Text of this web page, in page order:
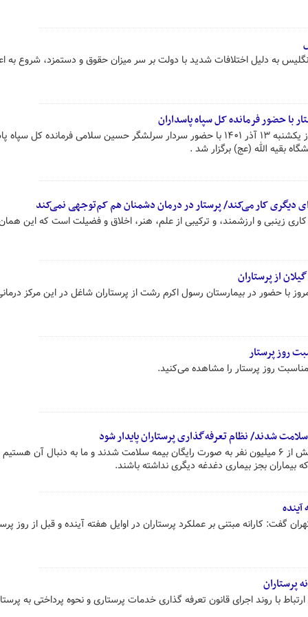
به دلیل اختلافات شدید با دولت بر سر میزان حقوق و دستمزد، شروع به
حضور فرمانده کل سپاه پاسداران
همایش گرامیداشت روز پرستار امروز یکشنبه ۱۳ آذر ۱۴۰۱ با حضور سردار سرلشگر حسین سلامی فرمانده کل
بقیه الله (عج) برگزار شد .
دیگری کار می‌کند/ پرستار در درمان دشمنان هم کم‌توجهی نمی‌کند
زینبی و ارزشمند، و ترکیبی از علم، هنر، اخلاق و فضیلت است که این
از پرستاران
با حضور در بیمارستان رسول اکرم رشت از پرستاران شاغل در این مرکز
روز پرستار
روز پرستار را مشاهده می‌کنید.
رئیس جمهور گفت: در دوره جدید بیش از ۶ میلیون نفر به صورت رایگان بیمه سلامت شدند و ما به دنبال آن
بیماران بجز بیماری دغدغه دیگری نداشته باشند.
آینده
گفت: کارانه مبتنی بر عملکرد پرستاران در اوایل هفته آینده و قبل از روز
پرستاران
با روند اجرای قانون تعرفه گذاری خدمات پرستاری و نحوه پرداختی به